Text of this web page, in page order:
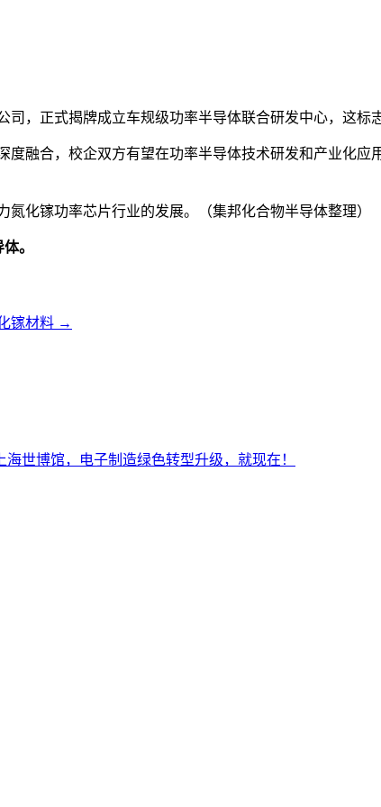
，正式揭牌成立车规级功率半导体联合研发中心，这标
融合，校企双方有望在功率半导体技术研发和产业化
化镓功率芯片行业的发展。（集邦化合物半导体整理）
。
镓材料 →
世博馆，电子制造绿色转型升级，就现在！